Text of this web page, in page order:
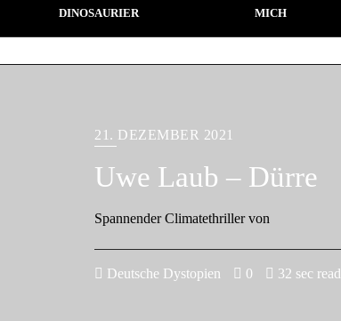
DINOSAURIER
MICH
21. DEZEMBER 2021
Uwe Laub – Dürre
Spannender Climatethriller von
Deutsche Dystopien 0 32 sec read